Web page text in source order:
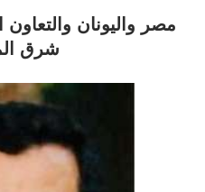
مصر واليونان
شرق